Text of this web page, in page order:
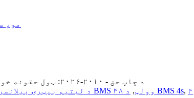
موږ
© د چاپ حق - ۲۰۱۰-۲۰۲۶: ټول حقونه خوندي دي.
د لیتیم بیټرۍ بیلانسر
د BMS ۴۸ وولټ, د BMS 4s,